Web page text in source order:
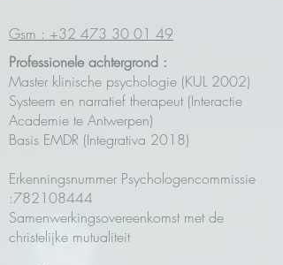
Gsm : +32 473 30 01 49
Professionele achtergrond :
Master klinische psychologie (KUL 2002)
Systeem en narratief therapeut (Interactie
Academie te Antwerpen)
Basis EMDR (Integrativa 2018)
Erkenningsnummer Psychologencommissie
:782108444
Samenwerkingsovereenkomst met de
christelijke mutualiteit